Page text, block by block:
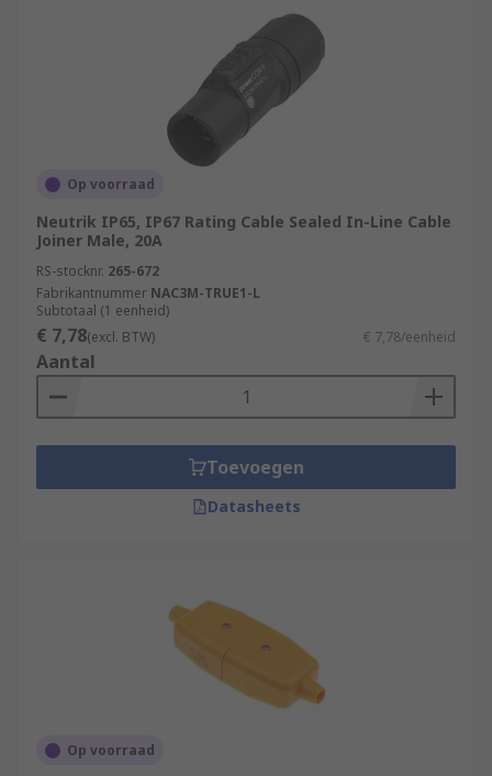
Op voorraad
Neutrik IP65, IP67 Rating Cable Sealed In-Line Cable
Joiner Male, 20A
RS-stocknr. 265-672
Fabrikantnummer NAC3M-TRUE1-L
Subtotaal (1 eenheid)
€ 7,78(excl. BTW) € 7,78/eenheid
Aantal
Toevoegen
Datasheets
Op voorraad